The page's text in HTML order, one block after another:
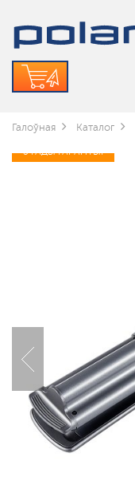
Галоўная Каталог
3 ГАДЫ ГАРАНТЫІ